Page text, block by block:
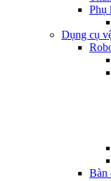
Phụ
Dụng cụ
Bàn